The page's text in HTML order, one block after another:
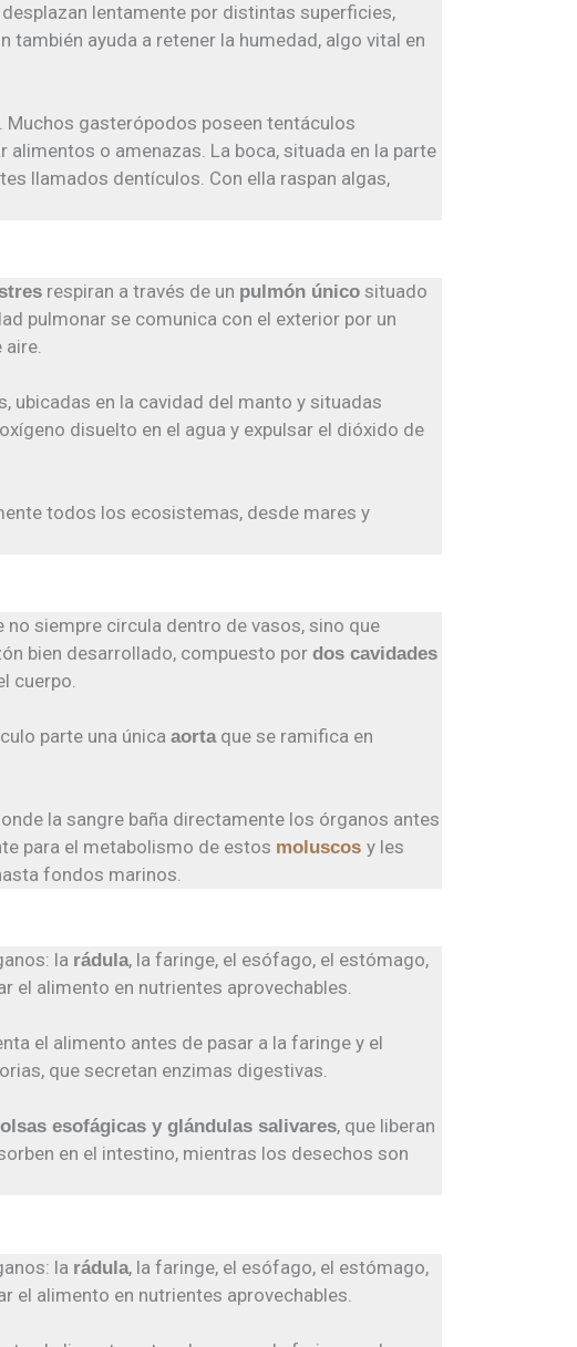
lentamente por distintas superficies,
ayuda a retener la humedad, algo vital en
gasterópodos poseen tentáculos
o amenazas. La boca, situada en la parte
llamados dentículos. Con ella raspan algas,
respiran a través de un pulmón único situado
pulmonar se comunica con el exterior por un
aire.
ubicadas en la cavidad del manto y situadas
disuelto en el agua y expulsar el dióxido de
todos los ecosistemas, desde mares y
no siempre circula dentro de vasos, sino que
bien desarrollado, compuesto por dos cavidades
cuerpo.
parte una única aortaque se ramifica en
la sangre baña directamente los órganos antes
para el metabolismo de estos moluscos y les
fondos marinos.
la rádula, la faringe, el esófago, el estómago,
el alimento en nutrientes aprovechables.
el alimento antes de pasar a la faringe y el
que secretan enzimas digestivas.
esofágicas y glándulas salivares, que liberan
en el intestino, mientras los desechos son
la rádula, la faringe, el esófago, el estómago,
el alimento en nutrientes aprovechables.